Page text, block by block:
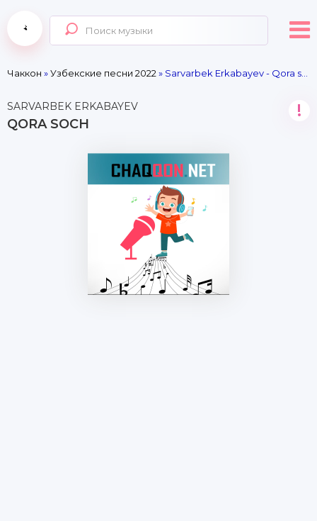
Чаккон »Узбекские песни 2022 » Sarvarbek Erkabayev - Qora soch
SARVARBEK ERKABAYEV
QORA SOCH
!